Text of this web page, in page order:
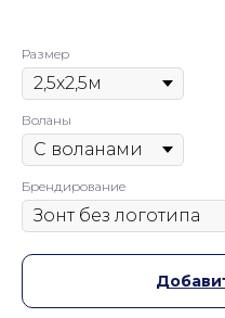
Размер
Воланы
Брендирование